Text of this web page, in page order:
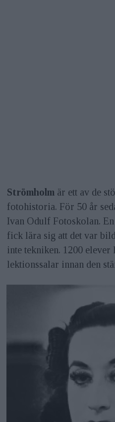
Strömholmär ett av de
fotohistoria. För 50 år
Ivan Odulf Fotoskolan.
fick lära sig att det var
inte tekniken. 1200 elever
lektionssalar innan den